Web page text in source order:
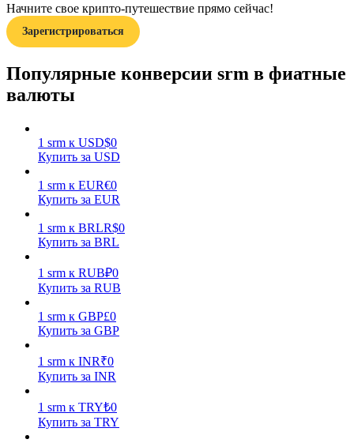
Торговые стратегии
Узнайте, как оставаться прибыльным
Заработок
Силовая свинья
Начните свое крипто-путешествие прямо сейчас!
Зарегистрироваться
Популярные конверсии srm в фиатные
валюты
1 srm к USD$0
Купить за USD
1 srm к EUR€0
Купить за EUR
1 srm к BRLR$0
Купить за BRL
1 srm к RUB₽0
Купить за RUB
1 srm к GBP£0
Купить за GBP
1 srm к INR₹0
Купить за INR
1 srm к TRY₺0
Купить за TRY